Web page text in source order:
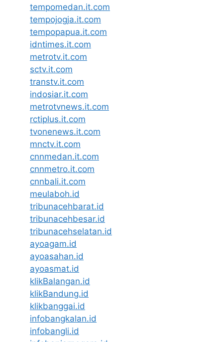
tempomedan.it.com
tempojogja.it.com
tempopapua.it.com
idntimes.it.com
metrotv.it.com
sctv.it.com
transtv.it.com
indosiar.it.com
metrotvnews.it.com
rctiplus.it.com
tvonenews.it.com
mnctv.it.com
cnnmedan.it.com
cnnmetro.it.com
cnnbali.it.com
meulaboh.id
tribunacehbarat.id
tribunacehbesar.id
tribunacehselatan.id
ayoagam.id
ayoasahan.id
ayoasmat.id
klikBalangan.id
klikBandung.id
klikbanggai.id
infobangkalan.id
infobangli.id